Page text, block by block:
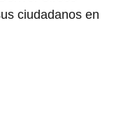
ciudadanos en